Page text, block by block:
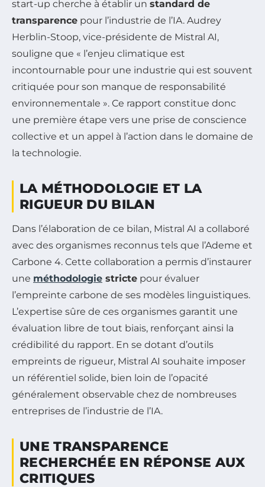
start-up cherche à établir un standard de
transparence pour l’industrie de l’IA. Audrey
Herblin-Stoop, vice-présidente de Mistral AI,
souligne que « l’enjeu climatique est
incontournable pour une industrie qui est souvent
critiquée pour son manque de responsabilité
environnementale ». Ce rapport constitue donc
une première étape vers une prise de conscience
collective et un appel à l’action dans le domaine de
la technologie.
LA MÉTHODOLOGIE ET LA
RIGUEUR DU BILAN
Dans l’élaboration de ce bilan, Mistral AI a collaboré
avec des organismes reconnus tels que l’Ademe et
Carbone 4. Cette collaboration a permis d’instaurer
une méthodologie stricte pour évaluer
l’empreinte carbone de ses modèles linguistiques.
L’expertise sûre de ces organismes garantit une
évaluation libre de tout biais, renforçant ainsi la
crédibilité du rapport. En se dotant d’outils
empreints de rigueur, Mistral AI souhaite imposer
un référentiel solide, bien loin de l’opacité
généralement observable chez de nombreuses
entreprises de l’industrie de l’IA.
UNE TRANSPARENCE
RECHERCHÉE EN RÉPONSE AUX
CRITIQUES